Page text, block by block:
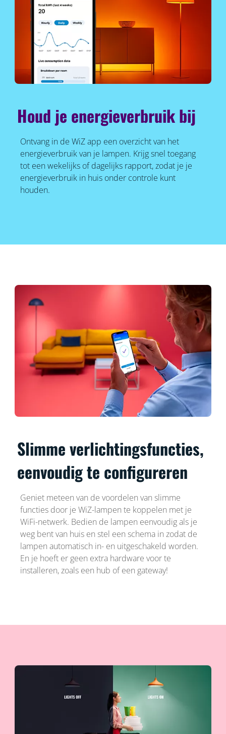
Houd je energieverbruik bij
Ontvang in de WiZ app een overzicht van het
energieverbruik van je lampen. Krijg snel toegang
tot een wekelijks of dagelijks rapport, zodat je je
energieverbruik in huis onder controle kunt
houden.
Slimme verlichtingsfuncties,
eenvoudig te configureren
Geniet meteen van de voordelen van slimme
functies door je WiZ-lampen te koppelen met je
WiFi-netwerk. Bedien de lampen eenvoudig als je
weg bent van huis en stel een schema in zodat de
lampen automatisch in- en uitgeschakeld worden.
En je hoeft er geen extra hardware voor te
installeren, zoals een hub of een gateway!